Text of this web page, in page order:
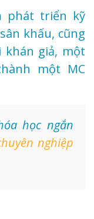
phát triển kỹ
khấu, cũng
giả, một
một MC
học ngắn
nghiệp